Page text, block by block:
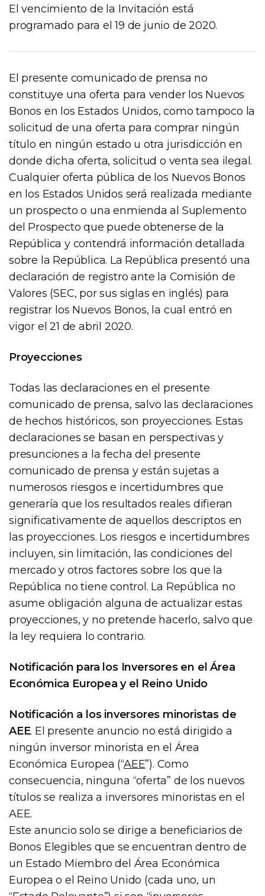
El vencimiento de la Invitación está
programado para el 19 de junio de 2020.
El presente comunicado de prensa no
constituye una oferta para vender los Nuevos
Bonos en los Estados Unidos, como tampoco la
solicitud de una oferta para comprar ningún
título en ningún estado u otra jurisdicción en
donde dicha oferta, solicitud o venta sea ilegal.
Cualquier oferta pública de los Nuevos Bonos
en los Estados Unidos será realizada mediante
un prospecto o una enmienda al Suplemento
del Prospecto que puede obtenerse de la
República y contendrá información detallada
sobre la República. La República presentó una
declaración de registro ante la Comisión de
Valores (SEC, por sus siglas en inglés) para
registrar los Nuevos Bonos, la cual entró en
vigor el 21 de abril 2020.
Proyecciones
Todas las declaraciones en el presente
comunicado de prensa, salvo las declaraciones
de hechos históricos, son proyecciones. Estas
declaraciones se basan en perspectivas y
presunciones a la fecha del presente
comunicado de prensa y están sujetas a
numerosos riesgos e incertidumbres que
generaría que los resultados reales difieran
significativamente de aquellos descriptos en
las proyecciones. Los riesgos e incertidumbres
incluyen, sin limitación, las condiciones del
mercado y otros factores sobre los que la
República no tiene control. La República no
asume obligación alguna de actualizar estas
proyecciones, y no pretende hacerlo, salvo que
la ley requiera lo contrario.
Notificación para los Inversores en el Área
Económica Europea y el Reino Unido
Notificación a los inversores minoristas de
AEE. El presente anuncio no está dirigido a
ningún inversor minorista en el Área
Económica Europea (“AEE”). Como
consecuencia, ninguna “oferta” de los nuevos
títulos se realiza a inversores minoristas en el
AEE.
Este anuncio solo se dirige a beneficiarios de
Bonos Elegibles que se encuentran dentro de
un Estado Miembro del Área Económica
Europea o el Reino Unido (cada uno, un